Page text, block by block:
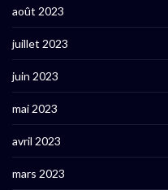
août 2023
juillet 2023
juin 2023
mai 2023
avril 2023
mars 2023